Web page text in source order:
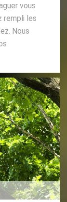
vous
rempli les
Nous